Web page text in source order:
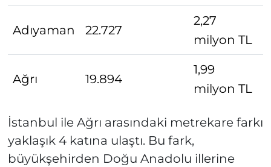
Adıyaman 22.727
2,27
milyon TL
Ağrı 19.894
1,99
milyon TL
İstanbul ile Ağrı arasındaki metrekare farkı
yaklaşık 4 katına ulaştı. Bu fark,
büyükşehirden Doğu Anadolu illerine